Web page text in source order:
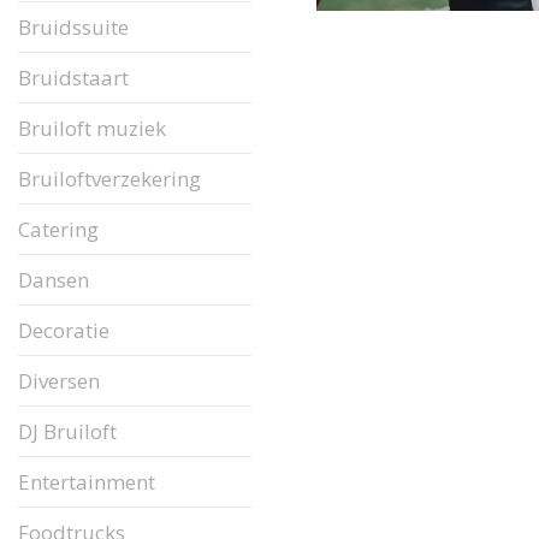
Bruidssuite
Bruidstaart
Bruiloft muziek
Bruiloftverzekering
Catering
Dansen
Decoratie
Diversen
DJ Bruiloft
Entertainment
Foodtrucks